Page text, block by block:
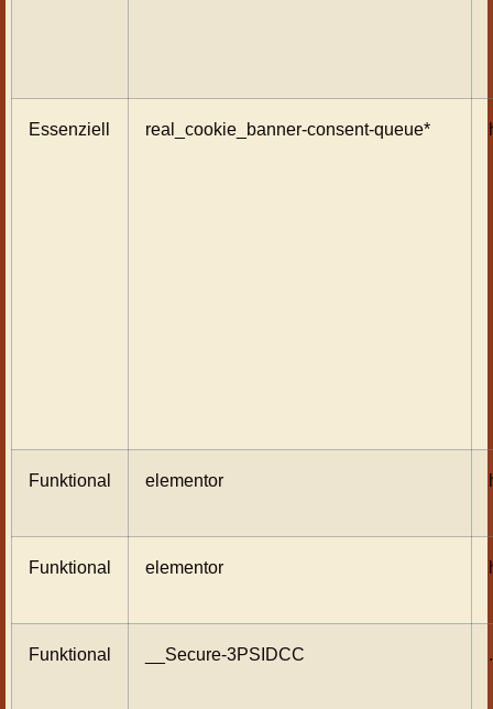
Essenziell real_cookie_banner-consent-queue*
Funktional elementor
Funktional elementor
Funktional __Secure-3PSIDCC